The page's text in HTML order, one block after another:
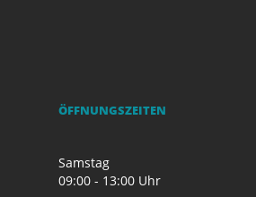
ÖFFNUNGSZEITEN
Samstag
09:00 - 13:00 Uhr